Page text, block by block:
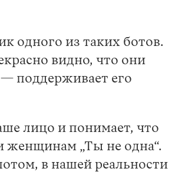
одного из таких ботов.
видно, что они
поддерживает его
лицо и понимает, что
женщинам „Ты не одна“.
в нашей реальности